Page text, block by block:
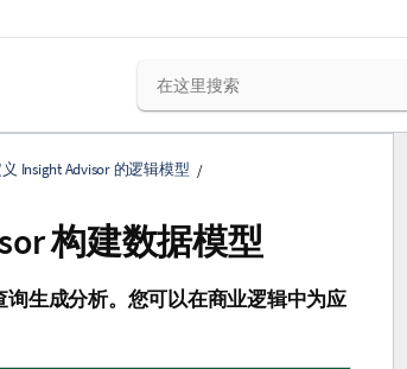
Insight Advisor 的逻辑模型
构建数据模型
询生成分析。您可以在商业逻辑中为应